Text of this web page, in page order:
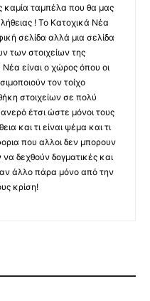
καμία ταμπέλα που θα μας
! Το Κατοχικά Νέα
σελίδα αλλά μια σελίδα
των στοιχείων της
είναι ο χώρος όπου οι
τον τοίχο
στοιχείων σε πολύ
έτσι ώστε μόνοι τους
και τι είναι ψέμα και τι
που αλλοι δεν μπορουν
δεχθούν δογματικές και
άλλο πάρα μόνο από την
κρίση!